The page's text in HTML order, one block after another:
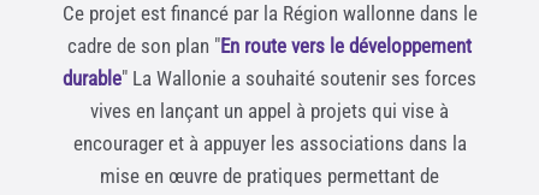
Ce projet est financé par la Région wallonne dans le
cadre de son plan "En route vers le développement
durable" La Wallonie a souhaité soutenir ses forces
vives en lançant un appel à projets qui vise à
encourager et à appuyer les associations dans la
mise en œuvre de pratiques permettant de